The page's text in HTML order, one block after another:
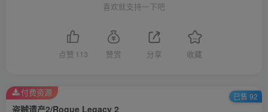
喜欢就支持一下吧
点赞 113 赞赏 分享 收藏
盗贼遗产2/Rogue Legacy 2
付费资源 已售 92